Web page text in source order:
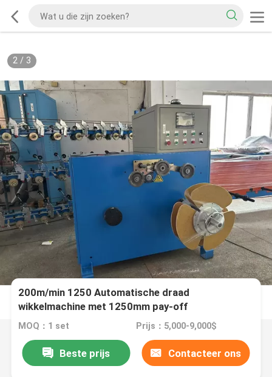
2/ 3
200m/min 1250 Automatische draad
wikkelmachine met 1250mm pay-off
MOQ：1 set Prijs：5,000-9,000$
Beste prijs Contacteer ons